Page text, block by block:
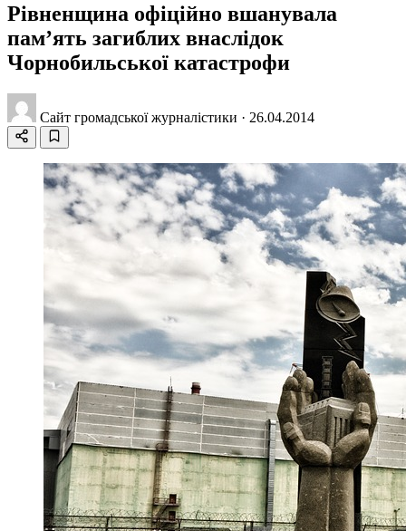
Рівненщина офіційно вшанувала
пам’ять загиблих внаслідок
Чорнобильської катастрофи
Сайт громадської журналістики · 26.04.2014